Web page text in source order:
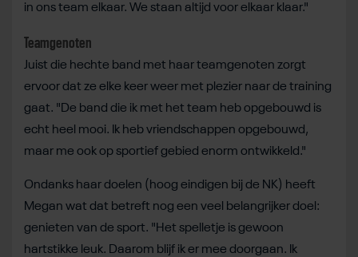
in ons team elkaar. We staan altijd voor elkaar klaar."
Teamgenoten
Juist die hechte band met haar teamgenoten zorgt
ervoor dat ze elke keer weer met plezier naar de training
gaat. "De band die ik met het team heb opgebouwd is
echt heel mooi. Ik heb vriendschappen opgebouwd,
maar me ook op sportief gebied enorm ontwikkeld."
Ondanks haar doelen (hoog eindigen bij de NK) heeft
Megan wat dat betreft nog een veel belangrijker doel:
genieten van de sport. "Het spelletje is gewoon
hartstikke leuk. Daarom blijf ik er mee doorgaan. Ik